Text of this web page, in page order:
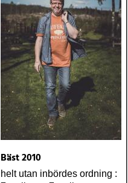
Bäst 2010
helt utan inbördes ordning :